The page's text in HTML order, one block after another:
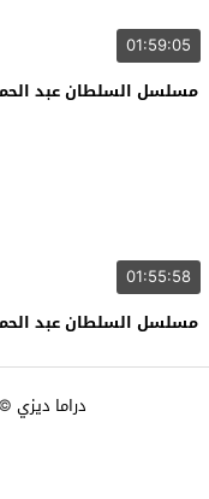
01:59:05
مسلسل السلطان عبد
01:55:58
مسلسل السلطان عبد
دراما ديزي © 2026